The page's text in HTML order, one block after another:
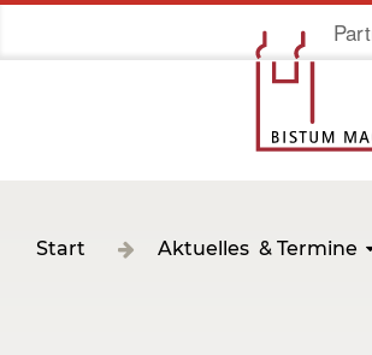
Start Aktuelles & Termine